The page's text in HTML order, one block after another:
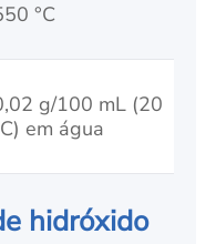
°C
g/100 mL (20
em água
hidróxido